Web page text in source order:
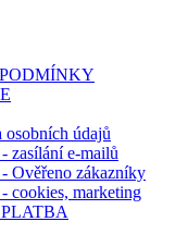
osobních údajů
zasílání e-mailů
- Ověřeno zákazníky
- cookies, marketing